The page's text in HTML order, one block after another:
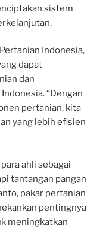
sistem
Indonesia,
dapat
dan
“Dengan
pertanian, kita
yang lebih efisien
ahli sebagai
tantangan pangan
pakar pertanian
pentingnya
meningkatkan